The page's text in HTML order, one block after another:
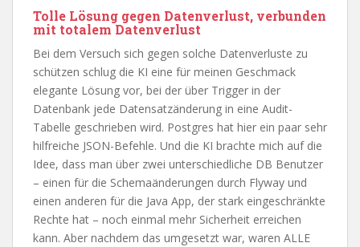
Tolle Lösung gegen Datenverlust, verbunden
mit totalem Datenverlust
Bei dem Versuch sich gegen solche Datenverluste zu
schützen schlug die KI eine für meinen Geschmack
elegante Lösung vor, bei der über Trigger in der
Datenbank jede Datensatzänderung in eine Audit-
Tabelle geschrieben wird. Postgres hat hier ein paar sehr
hilfreiche JSON-Befehle. Und die KI brachte mich auf die
Idee, dass man über zwei unterschiedliche DB Benutzer
– einen für die Schemaänderungen durch Flyway und
einen anderen für die Java App, der stark eingeschränkte
Rechte hat – noch einmal mehr Sicherheit erreichen
kann. Aber nachdem das umgesetzt war, waren ALLE